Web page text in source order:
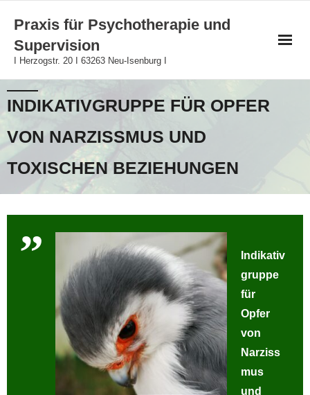
content
Praxis für Psychotherapie und
Supervision
I Herzogstr. 20 I 63263 Neu-Isenburg I
INDIKATIVGRUPPE FÜR OPFER
VON NARZISSMUS UND
TOXISCHEN BEZIEHUNGEN
Indikativ
gruppe
für
Opfer
von
Narziss
mus
und